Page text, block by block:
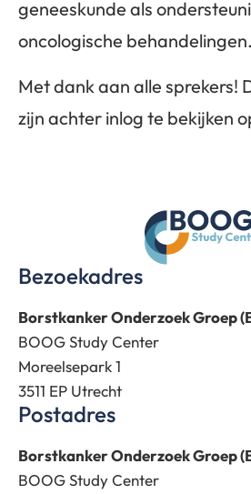
geneeskunde als
oncologische behandelingen.
Met dank aan alle sprekers!
zijn achter inlog te bekijken
Bezoekadres
Borstkanker Onderzoek Groep
BOOG Study Center
Moreelsepark 1
3511 EP Utrecht
Postadres
Borstkanker Onderzoek Groep
BOOG Study Center